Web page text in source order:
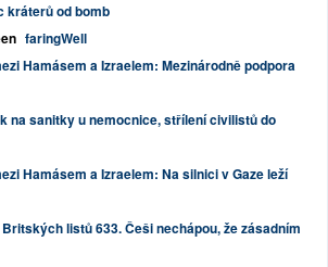
kráterů od bomb
faringWell
Hamásem a Izraelem: Mezinárodně podpora
na sanitky u nemocnice, střílení civilistů do
Hamásem a Izraelem: Na silnici v Gaze leží
listů 633. Češi nechápou, že zásadním